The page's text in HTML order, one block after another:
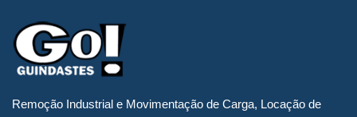
Remoção Industrial e Movimentação de Carga, Locação de